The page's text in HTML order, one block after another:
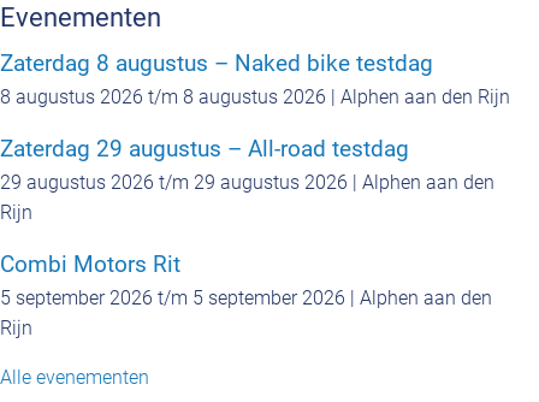
Evenementen
Zaterdag 8 augustus – Naked bike testdag
8 augustus 2026 t/m 8 augustus 2026 | Alphen aan den Rijn
Zaterdag 29 augustus – All-road testdag
29 augustus 2026 t/m 29 augustus 2026 | Alphen aan den
Rijn
Combi Motors Rit
5 september 2026 t/m 5 september 2026 | Alphen aan den
Rijn
Alle evenementen